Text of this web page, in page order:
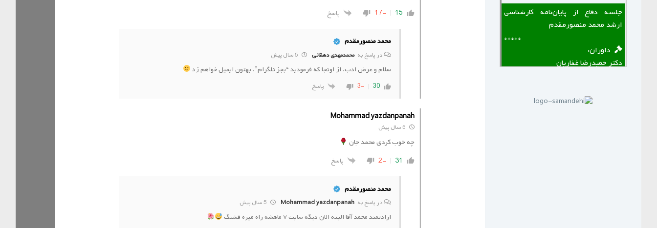
جلسه دفاع از پایان‌نامه کارشناسی
ارشد محمد منصورمقدم
*****
‌ ‌ داوران:
دکتر حمیدرضا غفاریان
لینک منقضی شده است
15
-17 پاسخ
محمد منصورمقدم
در پاسخ بهمحمدمهدی دهقانی
سلام و عرض ادب، از اونجا که فرمودید “بجز تلگرام”، بهتون ایمیل خواهم زد
30
-3 پاسخ
Mohammad yazdanpanah
چه خوب کردی محمد جان
31
-2 پاسخ
محمد منصورمقدم
در پاسخ به Mohammad yazdanpanah
ارادتمند محمد آقا البته الان دیگه سایت ۷ ماهشه راه میره قشنگ